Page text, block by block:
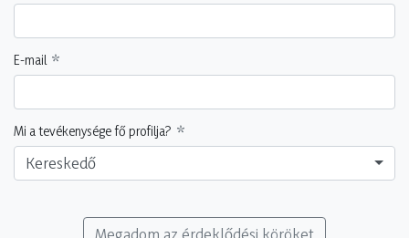
E-mail
Mi a tevékenysége fő profilja?
Kereskedő
Megadom az érdeklődési köröket